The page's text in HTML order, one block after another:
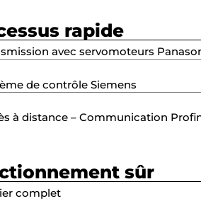
rapide
avec servomoteurs
de contrôle Siemens
à distance – Communication
sûr
complet